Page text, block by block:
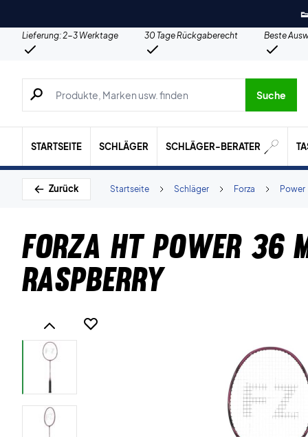
Lieferung: 2-3 Werktage 30 Tage Rückgaberecht
Beste
Suche nach Produkten, Marken usw.
Suche
STARTSEITE SCHLÄGER SCHLÄGER-BERATER
Zurück Power
Forza
Schläger
Startseite
Forza HT Power 36
Raspberry